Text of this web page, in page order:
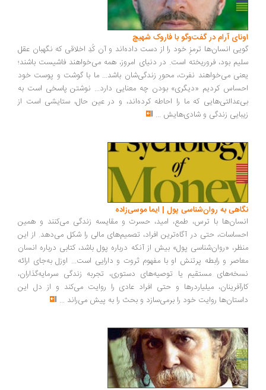
آرام در گفت‌وگو با فاروک شهیچ‭
انسان‌ها ترمزِ خود را از دست داده‌اند و آن کُدِ اخلاقی که نگهبان عقل
بود، فروریخته است. در دنیای امروز، همه می‌خواهند فاشیست باشند؛
می‌خواهند نفرت، محورِ زندگی‌شان باشد... ما با گوشت و پوست خود
کردیم «دیگری» بودن چه معنایی دارد... نوشتن پاسخی است به
که ما را احاطه کرده‌اند، و در عین حال، ستایشی است از
زندگی و شادی‌هایش...
به روان‌شناسی پول | ایما موسی‌زاده
با ترس، طمع، امید، حسرت و مقایسه زندگی می‌کنند و همین
حتی در آگاه‌ترین افراد، تصمیم‌های مالی را شکل می‌دهد. از این
«روان‌شناسی پول» بیش از آنکه درباره پول باشد، کتابی درباره انسان
و رابطه پرتنش او با مفهوم ثروت و دارایی است... اوزل به‌جای ارائه
مستقیم یا توصیه‌های دستوری، تجربه زندگی سرمایه‌گذاران،
میلیاردرها و حتی افراد عادی را روایت می‌کند و از دل این
روایت خود را برمی‌سازد و بحث را به پیش می‌راند...